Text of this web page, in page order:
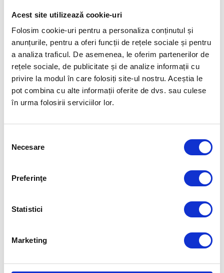
Acest site utilizează cookie-uri
Folosim cookie-uri pentru a personaliza conținutul și
anunțurile, pentru a oferi funcții de rețele sociale și pentru
a analiza traficul. De asemenea, le oferim partenerilor de
rețele sociale, de publicitate și de analize informații cu
privire la modul în care folosiți site-ul nostru. Aceștia le
pot combina cu alte informații oferite de dvs. sau culese
în urma folosirii serviciilor lor.
consimțământului
Necesare
Preferinţe
Statistici
Marketing
asemenea, dacă ești femeie și remarci că ești mai iritată sau mai
anxioasă ȋn perioada premenstruală, este foarte probabil să ai un nivel
scăzut de B6.
Ce alimente ne oferă B6?
Din hrană, obținem cele mai mari cantități de vitamina B6 și ȋn mod
special din următoarele alimente: năut, ficat de vită, cartofi, banane,
pepene galben, papaya, nuci.
suplimente, B6 fiind de obicei combinată cu magneziu sau alte vitamine
medic sau nutriționist.
LUĂM SAU NU LUĂM
Articolul următor
PUTEM SĂ NE ȊMBUNĂTĂȚIM